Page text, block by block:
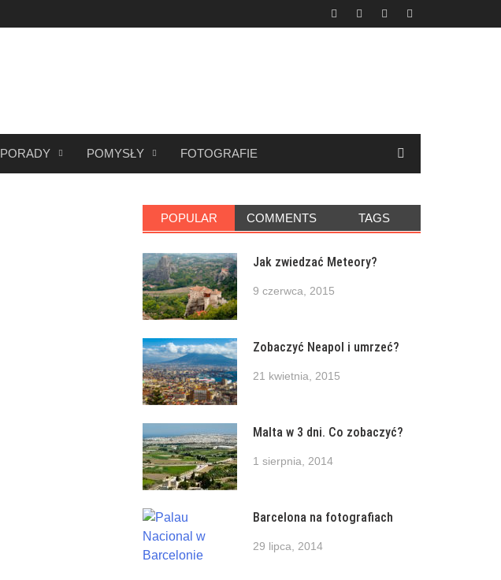
PORADY POMYSŁY FOTOGRAFIE
POPULAR COMMENTS TAGS
Jak zwiedzać Meteory?
9 czerwca, 2015
Zobaczyć Neapol i umrzeć?
21 kwietnia, 2015
Malta w 3 dni. Co zobaczyć?
1 sierpnia, 2014
Barcelona na fotografiach
29 lipca, 2014